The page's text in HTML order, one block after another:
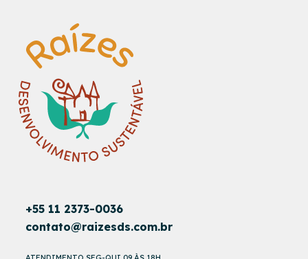
+55 11 2373-0036
contato@raizesds.com.br